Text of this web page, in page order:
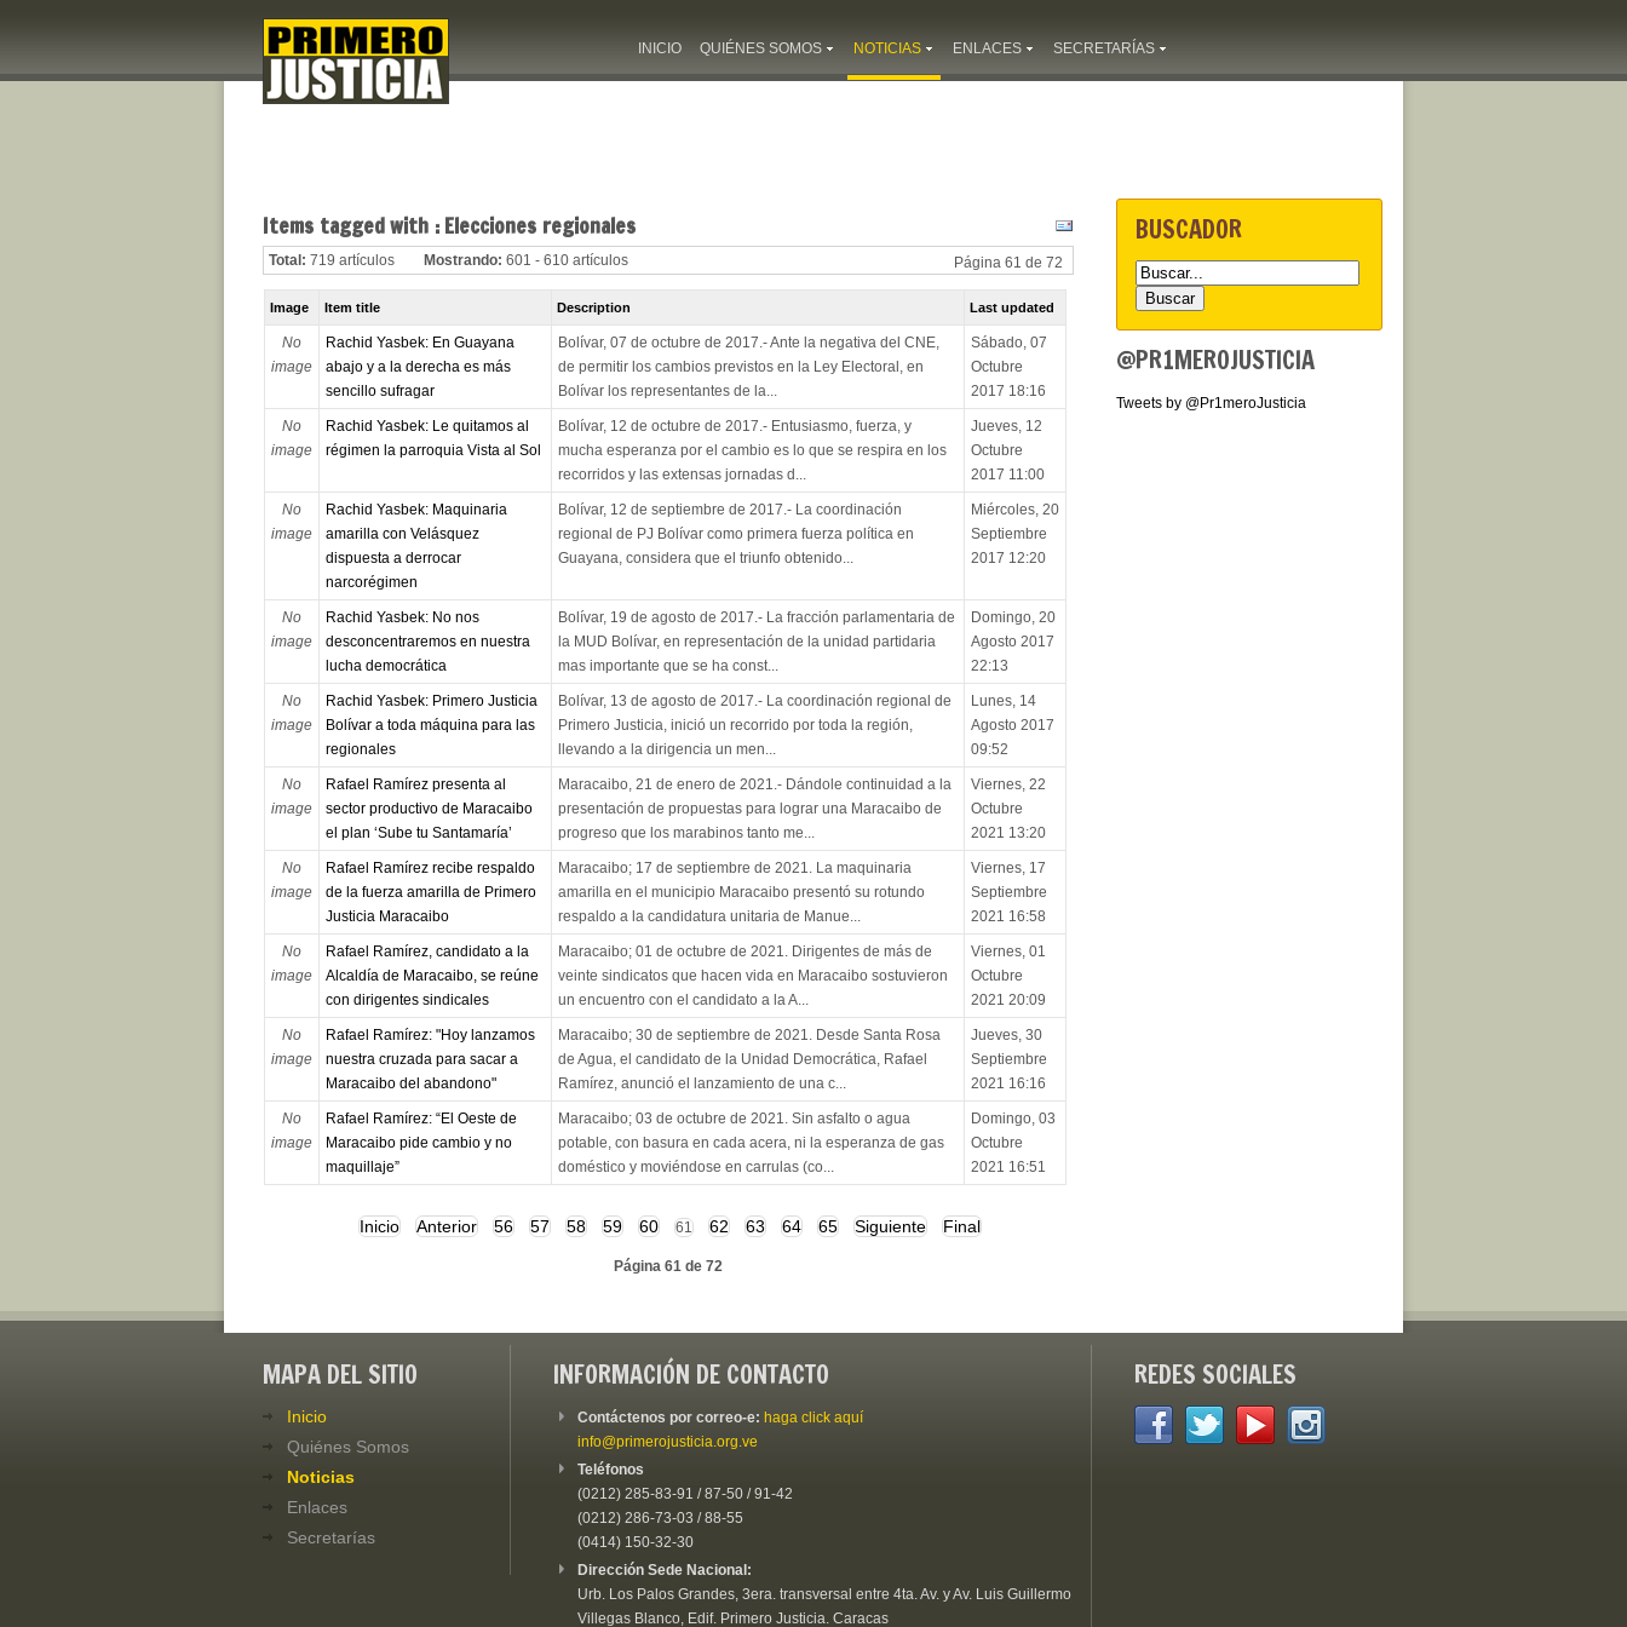
INICIO QUIÉNES SOMOS NOTICIAS ENLACES SECRETARÍAS
Items tagged with : Elecciones regionales
Total: 719 artículos Mostrando: 601 - 610 artículos Página 61 de 72
Image Item title Description Last updated
No
image
Rachid Yasbek: En Guayana
abajo y a la derecha es más
sencillo sufragar
Bolívar, 07 de octubre de 2017.- Ante la negativa del CNE,
de permitir los cambios previstos en la Ley Electoral, en
Bolívar los representantes de la...
Sábado, 07
Octubre
2017 18:16
No
image
Rachid Yasbek: Le quitamos al
régimen la parroquia Vista al Sol
Bolívar, 12 de octubre de 2017.- Entusiasmo, fuerza, y
mucha esperanza por el cambio es lo que se respira en los
recorridos y las extensas jornadas d...
Jueves, 12
Octubre
2017 11:00
No
image
Rachid Yasbek: Maquinaria
amarilla con Velásquez
dispuesta a derrocar
narcorégimen
Bolívar, 12 de septiembre de 2017.- La coordinación
regional de PJ Bolívar como primera fuerza política en
Guayana, considera que el triunfo obtenido...
Miércoles, 20
Septiembre
2017 12:20
No
image
Rachid Yasbek: No nos
desconcentraremos en nuestra
lucha democrática
Bolívar, 19 de agosto de 2017.- La fracción parlamentaria de
la MUD Bolívar, en representación de la unidad partidaria
mas importante que se ha const...
Domingo, 20
Agosto 2017
22:13
No
image
Rachid Yasbek: Primero Justicia
Bolívar a toda máquina para las
regionales
Bolívar, 13 de agosto de 2017.- La coordinación regional de
Primero Justicia, inició un recorrido por toda la región,
llevando a la dirigencia un men...
Lunes, 14
Agosto 2017
09:52
No
image
Rafael Ramírez presenta al
sector productivo de Maracaibo
el plan ‘Sube tu Santamaría’
Maracaibo, 21 de enero de 2021.- Dándole continuidad a la
presentación de propuestas para lograr una Maracaibo de
progreso que los marabinos tanto me...
Viernes, 22
Octubre
2021 13:20
No
image
Rafael Ramírez recibe respaldo
de la fuerza amarilla de Primero
Justicia Maracaibo
Maracaibo; 17 de septiembre de 2021. La maquinaria
amarilla en el municipio Maracaibo presentó su rotundo
respaldo a la candidatura unitaria de Manue...
Viernes, 17
Septiembre
2021 16:58
No
image
Rafael Ramírez, candidato a la
Alcaldía de Maracaibo, se reúne
con dirigentes sindicales
Maracaibo; 01 de octubre de 2021. Dirigentes de más de
veinte sindicatos que hacen vida en Maracaibo sostuvieron
un encuentro con el candidato a la A...
Viernes, 01
Octubre
2021 20:09
No
image
Rafael Ramírez: "Hoy lanzamos
nuestra cruzada para sacar a
Maracaibo del abandono"
Maracaibo; 30 de septiembre de 2021. Desde Santa Rosa
de Agua, el candidato de la Unidad Democrática, Rafael
Ramírez, anunció el lanzamiento de una c...
Jueves, 30
Septiembre
2021 16:16
No
image
Rafael Ramírez: “El Oeste de
Maracaibo pide cambio y no
maquillaje”
Maracaibo; 03 de octubre de 2021. Sin asfalto o agua
potable, con basura en cada acera, ni la esperanza de gas
doméstico y moviéndose en carrulas (co...
Domingo, 03
Octubre
2021 16:51
Inicio Anterior 56 57 58 59 60 61 62 63 64 65 Siguiente Final
Página 61 de 72
BUSCADOR
@PR1MEROJUSTICIA
Tweets by @Pr1meroJusticia
MAPA DEL SITIO
Inicio
Quiénes Somos
Noticias
Enlaces
Secretarías
INFORMACIÓN DE CONTACTO
Contáctenos por correo-e: haga click aquí
info@primerojusticia.org.ve
Teléfonos
(0212) 285-83-91 / 87-50 / 91-42
(0212) 286-73-03 / 88-55
(0414) 150-32-30
Dirección Sede Nacional:
Urb. Los Palos Grandes, 3era. transversal entre 4ta. Av. y Av. Luis Guillermo
Villegas Blanco, Edif. Primero Justicia. Caracas
REDES SOCIALES